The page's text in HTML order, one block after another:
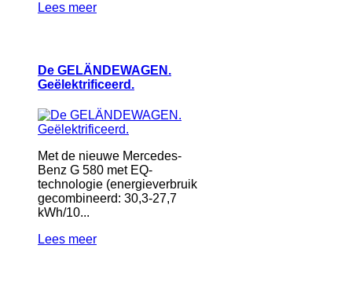
Lees meer
De GELÄNDEWAGEN.
Geëlektrificeerd.
Met de nieuwe Mercedes-
Benz G 580 met EQ-
technologie (energieverbruik
gecombineerd: 30,3-27,7
kWh/10...
Lees meer